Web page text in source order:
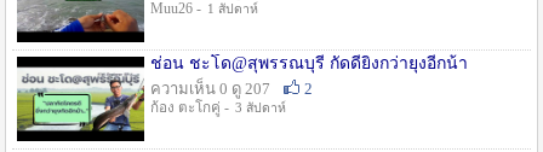
Muu26 - 1 สัปดาห์
ช่อน ชะโด@สุพรรณบุรี กัดดียิ่งกว่ายุงอีกน้า
ความเห็น 0 ดู 207
2
ก้อง ตะโกคู่ - 3 สัปดาห์